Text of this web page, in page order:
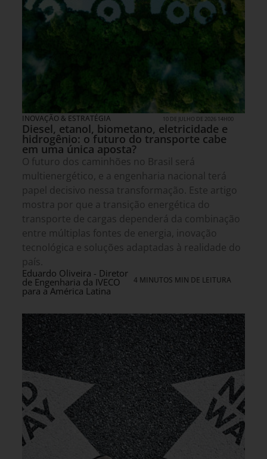
INOVAÇÃO & ESTRATÉGIA 10 DE JULHO DE 2026 14H00
Diesel, etanol, biometano, eletricidade e
hidrogênio: o futuro do transporte cabe
em uma única aposta?
O futuro dos caminhões no Brasil será
multienergético, e a engenharia nacional terá
papel decisivo nessa transformação. Este artigo
mostra por que a transição energética do
transporte de cargas dependerá da combinação
entre múltiplas fontes de energia, inovação
tecnológica e soluções adaptadas à realidade do
país.
Eduardo Oliveira - Diretor
de Engenharia da IVECO
para a América Latina
4 MINUTOS MIN DE LEITURA